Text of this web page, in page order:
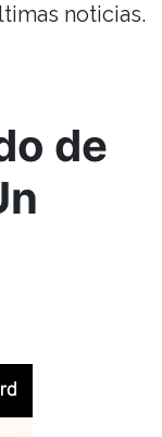
noticias.
de